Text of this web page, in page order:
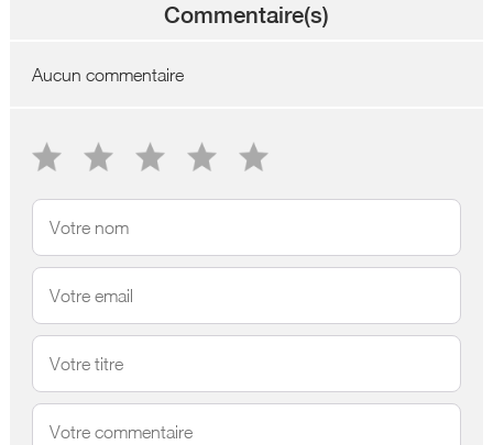
Commentaire(s)
Aucun commentaire